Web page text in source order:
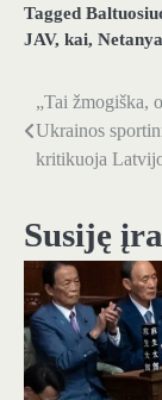
Tagged
JAV, kai,
Navigacija
tarp
„Tai žmogiška,
Ukrainos
kritikuoja
Susiję